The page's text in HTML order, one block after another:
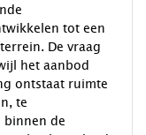
tot een
De vraag
het aanbod
ontstaat ruimte
te
binnen de